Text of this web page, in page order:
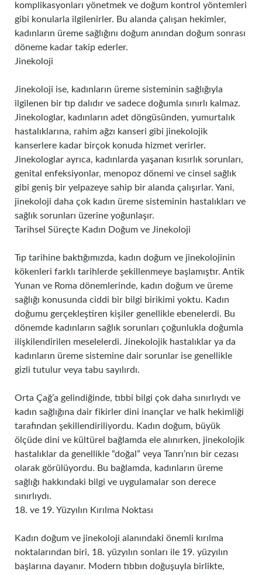
komplikasyonları yönetmek ve doğum kontrol yöntemleri
gibi konularla ilgilenirler. Bu alanda çalışan hekimler,
kadınların üreme sağlığını doğum anından doğum sonrası
döneme kadar takip ederler.
Jinekoloji
Jinekoloji ise, kadınların üreme sisteminin sağlığıyla
ilgilenen bir tıp dalıdır ve sadece doğumla sınırlı kalmaz.
Jinekologlar, kadınların adet döngüsünden, yumurtalık
hastalıklarına, rahim ağzı kanseri gibi jinekolojik
kanserlere kadar birçok konuda hizmet verirler.
Jinekologlar ayrıca, kadınlarda yaşanan kısırlık sorunları,
genital enfeksiyonlar, menopoz dönemi ve cinsel sağlık
gibi geniş bir yelpazeye sahip bir alanda çalışırlar. Yani,
jinekoloji daha çok kadın üreme sisteminin hastalıkları ve
sağlık sorunları üzerine yoğunlaşır.
Tarihsel Süreçte Kadın Doğum ve Jinekoloji
Tıp tarihine baktığımızda, kadın doğum ve jinekolojinin
kökenleri farklı tarihlerde şekillenmeye başlamıştır. Antik
Yunan ve Roma dönemlerinde, kadın doğum ve üreme
sağlığı konusunda ciddi bir bilgi birikimi yoktu. Kadın
doğumu gerçekleştiren kişiler genellikle ebenelerdi. Bu
dönemde kadınların sağlık sorunları çoğunlukla doğumla
ilişkilendirilen meselelerdi. Jinekolojik hastalıklar ya da
kadınların üreme sistemine dair sorunlar ise genellikle
gizli tutulur veya tabu sayılırdı.
Orta Çağ’a gelindiğinde, tıbbi bilgi çok daha sınırlıydı ve
kadın sağlığına dair fikirler dini inançlar ve halk hekimliği
tarafından şekillendiriliyordu. Kadın doğum, büyük
ölçüde dini ve kültürel bağlamda ele alınırken, jinekolojik
hastalıklar da genellikle “doğal” veya Tanrı’nın bir cezası
olarak görülüyordu. Bu bağlamda, kadınların üreme
sağlığı hakkındaki bilgi ve uygulamalar son derece
sınırlıydı.
18. ve 19. Yüzyılın Kırılma Noktası
Kadın doğum ve jinekoloji alanındaki önemli kırılma
noktalarından biri, 18. yüzyılın sonları ile 19. yüzyılın
başlarına dayanır. Modern tıbbın doğuşuyla birlikte,